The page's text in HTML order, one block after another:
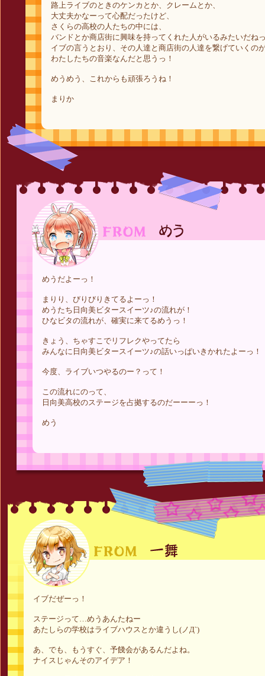
路上ライブのときのケンカとか、クレームとか、
大丈夫かなーって心配だったけど、
さくらの高校の人たちの中には、
バンドとか商店街に興味を持ってくれた人がいるみたいだね
イブの言うとおり、その人達と商店街の人達を繋げていくの
わたしたちの音楽なんだと思うっ！
めうめう、これからも頑張ろうね！
まりか
めうだよーっ！
まりり、びりびりきてるよーっ！
めうたち日向美ビタースイーツ♪の流れが！
ひなビタの流れが、確実に来てるめうっ！
きょう、ちゃすこでリフレクやってたら
みんなに日向美ビタースイーツ♪の話いっぱいきかれたよーっ！
今度、ライブいつやるのー？って！
この流れにのって、
日向美高校のステージを占拠するのだーーーっ！
めう
イブだぜーっ！
ステージって…めうあんたねー
あたしらの学校はライブハウスとか違うし(ノД`)
あ、でも、もうすぐ、予餞会があるんだよね。
ナイスじゃんそのアイデア！